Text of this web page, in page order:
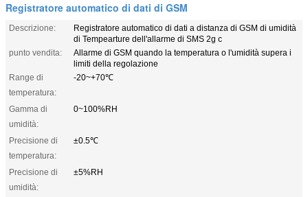
Registratore automatico di dati di GSM
Descrizione:
Registratore automatico di dati a distanza di GSM di umidità
di Tempearture dell'allarme di SMS 2g c
punto vendita:
Allarme di GSM quando la temperatura o l'umidità supera i
limiti della regolazione
Range di
temperatura:
-20~+70℃
Gamma di
umidità:
0~100%RH
Precisione di
temperatura:
±0.5℃
Precisione di
umidità:
±5%RH